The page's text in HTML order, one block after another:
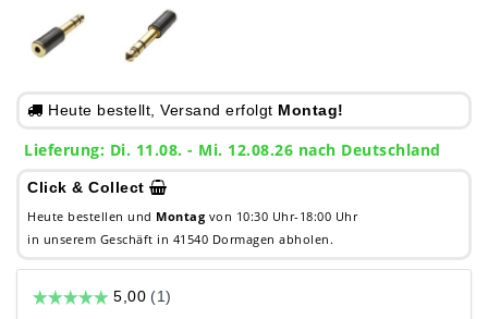
Heute bestellt, Versand erfolgt Montag!
Lieferung: Di. 11.08. - Mi. 12.08.26 nach Deutschland
Click & Collect
Heute bestellen und Montag von 10:30 Uhr-18:00 Uhr
in unserem Geschäft in 41540 Dormagen abholen.